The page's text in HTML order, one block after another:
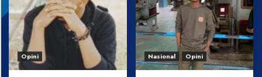
Opini Nasional Opini